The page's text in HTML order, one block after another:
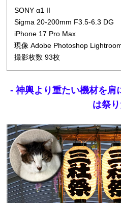
SONY α1 II
Sigma 20-200mm F3.5-6.3 DG
iPhone 17 Pro Max
現像 Adobe Photoshop
撮影枚数 93枚
- 神輿より重たい機材を
は祭